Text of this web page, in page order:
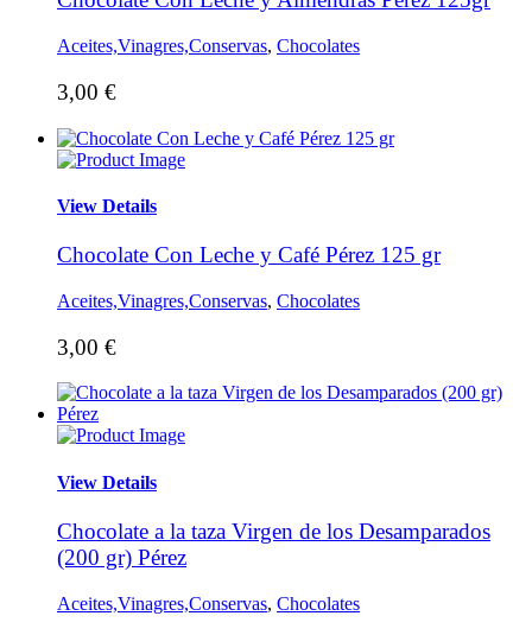
Aceites,Vinagres,Conservas, Chocolates
3,00 €
View Details
Chocolate Con Leche y Café Pérez 125 gr
Aceites,Vinagres,Conservas, Chocolates
3,00 €
View Details
Chocolate a la taza Virgen de los Desamparados
(200 gr) Pérez
Aceites,Vinagres,Conservas, Chocolates